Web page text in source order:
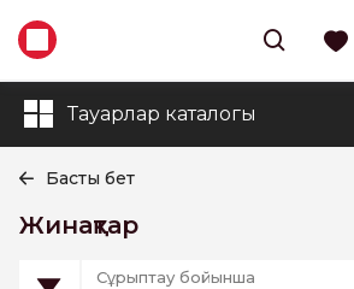
Тауарлар каталогы
Басты бет
Жинақтар
Сұрыптау бойынша